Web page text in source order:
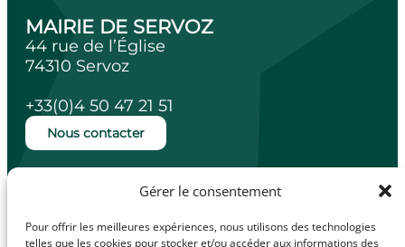
Gérer le consentement
Pour offrir les meilleures expériences, nous utilisons des technologies
telles que les cookies pour stocker et/ou accéder aux informations des
MAIRIE DE SERVOZ
44 rue de l’Église
74310 Servoz
+33(0)4 50 47 21 51
Nous contacter
Lundi, mardi, jeudi et vendredi de 14h à
Mercredi de 10h à 12h.